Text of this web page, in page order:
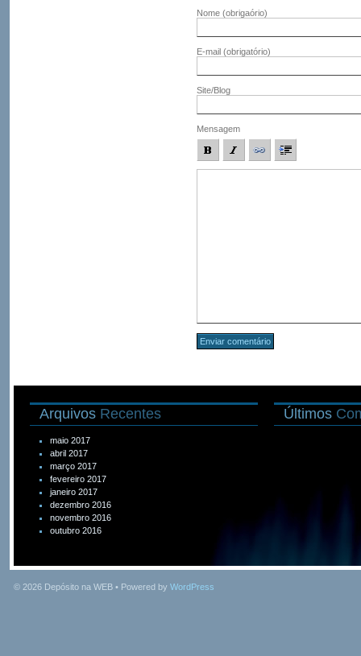
Nome (obrigaório)
E-mail (obrigatório)
Site/Blog
Mensagem
Arquivos Recentes
maio 2017
abril 2017
março 2017
fevereiro 2017
janeiro 2017
dezembro 2016
novembro 2016
outubro 2016
Últimos
© 2026 Depósito na WEB • Powered by WordPress